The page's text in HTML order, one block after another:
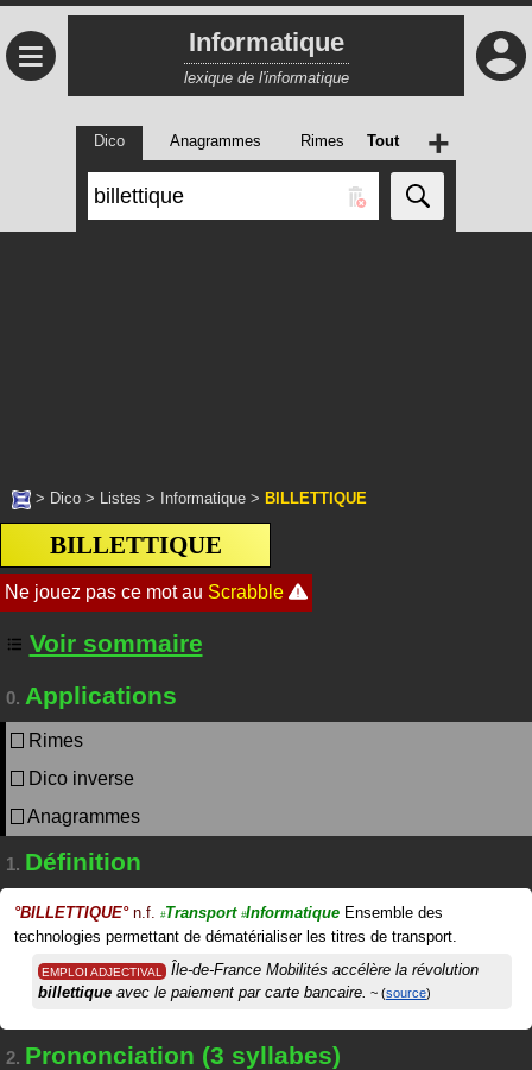
≡ Informatique
lexique de l'informatique
Dico Anagrammes Rimes Tout +
> Dico > Listes > Informatique > BILLETTIQUE
BILLETTIQUE
Voir sommaire
0. Applications
Rimes
Dico inverse
Anagrammes
1. Définition
°BILLETTIQUE° n.f. #Transport #Informatique Ensemble des
technologies permettant de dématérialiser les titres de transport.
EMPLOI ADJECTIVAL
Île-de-France Mobilités accélère la révolution
billettique avec le paiement par carte bancaire. source
2. Prononciation (3 syllabes)